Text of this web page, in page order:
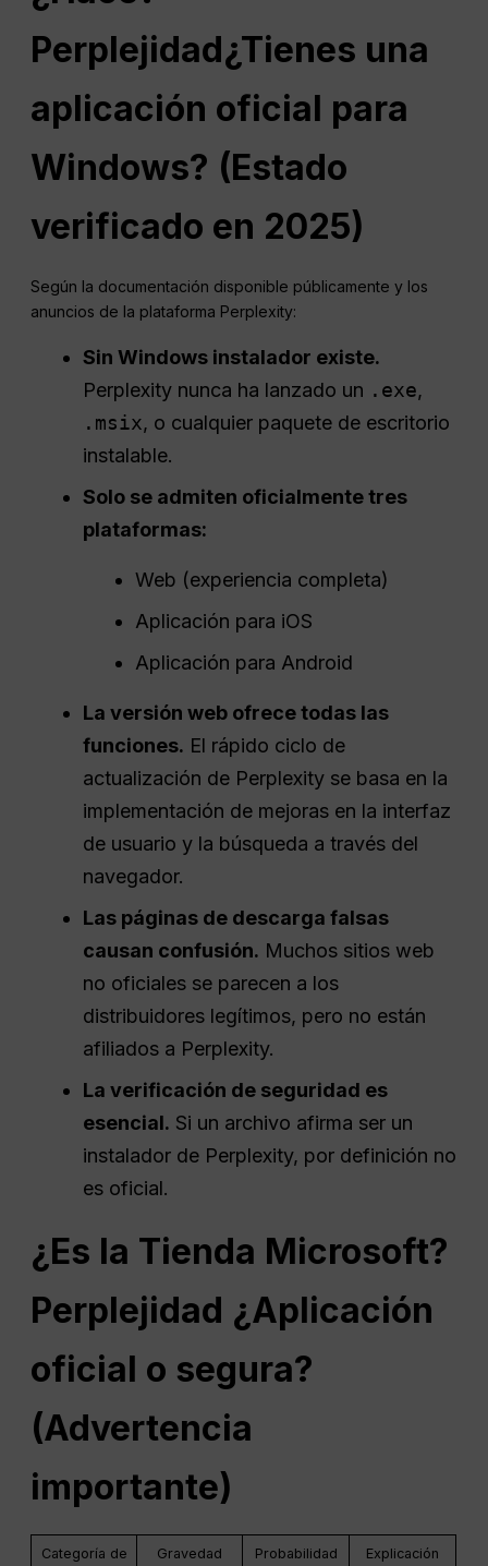
Perplejidad¿Tienes una
aplicación oficial para
Windows? (Estado
verificado en 2025)
Según la documentación disponible públicamente y los
anuncios de la plataforma Perplexity:
Sin Windows instalador existe.
Perplexity nunca ha lanzado un .exe,
.msix, o cualquier paquete de escritorio
instalable.
Solo se admiten oficialmente tres
plataformas:
Web (experiencia completa)
Aplicación para iOS
Aplicación para Android
La versión web ofrece todas las
funciones. El rápido ciclo de
actualización de Perplexity se basa en la
implementación de mejoras en la interfaz
de usuario y la búsqueda a través del
navegador.
Las páginas de descarga falsas
causan confusión. Muchos sitios web
no oficiales se parecen a los
distribuidores legítimos, pero no están
afiliados a Perplexity.
La verificación de seguridad es
esencial. Si un archivo afirma ser un
instalador de Perplexity, por definición no
es oficial.
¿Es la Tienda Microsoft?
Perplejidad ¿Aplicación
oficial o segura?
(Advertencia
importante)
Categoría de
Gravedad Probabilidad Explicación